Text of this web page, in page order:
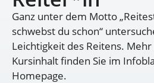
Ganz unter dem Motto
schwebst du schon“
Leichtigkeit des Reitens.
Kursinhalt finden Sie im
Homepage.